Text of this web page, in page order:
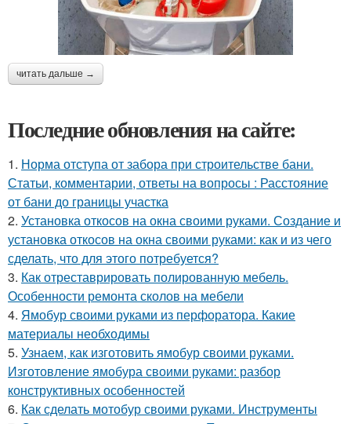
читать дальше →
Последние обновления на сайте:
1. Норма отступа от забора при строительстве бани.
Статьи, комментарии, ответы на вопросы : Расстояние
от бани до границы участка
2. Установка откосов на окна своими руками. Создание и
установка откосов на окна своими руками: как и из чего
сделать, что для этого потребуется?
3. Как отреставрировать полированную мебель.
Особенности ремонта сколов на мебели
4. Ямобур своими руками из перфоратора. Какие
материалы необходимы
5. Узнаем, как изготовить ямобур своими руками.
Изготовление ямобура своими руками: разбор
конструктивных особенностей
6. Как сделать мотобур своими руками. Инструменты